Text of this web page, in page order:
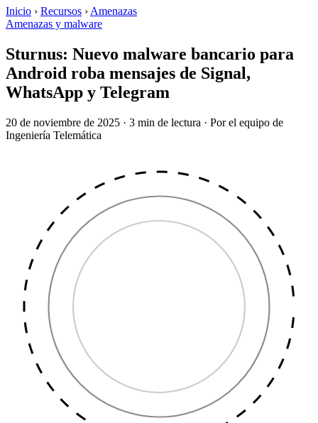
Inicio › Recursos › Amenazas
Amenazas y malware
Sturnus: Nuevo malware bancario para
Android roba mensajes de Signal,
WhatsApp y Telegram
20 de noviembre de 2025 · 3 min de lectura · Por el equipo de
Ingeniería Telemática